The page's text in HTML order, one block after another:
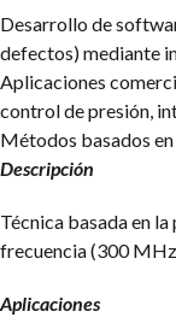
Desarrollo de
defectos) mediante
Aplicaciones
control de presión,
Métodos basados
Descripción
Técnica basada en
frecuencia (300
Aplicaciones